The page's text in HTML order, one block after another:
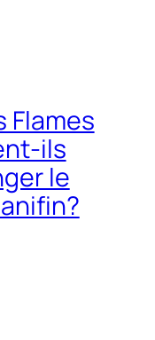
Flames
ils
le